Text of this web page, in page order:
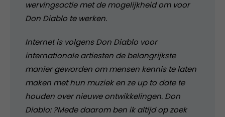
wervingsactie met de mogelijkheid om voor
Don Diablo te werken.
Internet is volgens Don Diablo voor
internationale artiesten de belangrijkste
manier geworden om mensen kennis te laten
maken met hun muziek en ze up to date te
houden over nieuwe ontwikkelingen. Don
Diablo: ?Mede daarom ben ik altijd op zoek